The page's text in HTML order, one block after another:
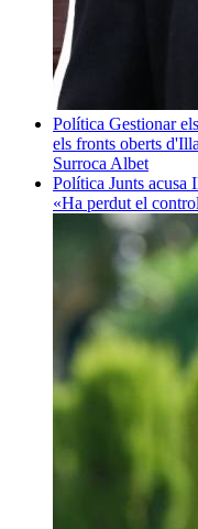
Política Gestionar
els fronts oberts
Surroca Albet
Política Junts acusa
«Ha perdut el